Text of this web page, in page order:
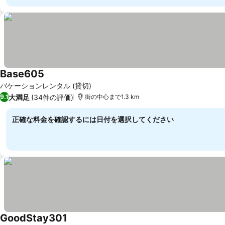
バケーションレンタル (貸切)
Base605
9.1大満足 (34件の評価) 街の中心まで1.3 km
正確な料金を確認するには日付を選択してください
GoodStay301